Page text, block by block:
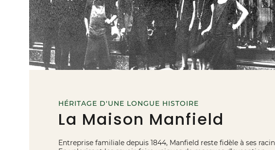
HÉRITAGE D'UNE LONGUE HISTOIRE
La Maison Manfield
Entreprise familiale depuis 1844, Manfield reste fidèle à ses